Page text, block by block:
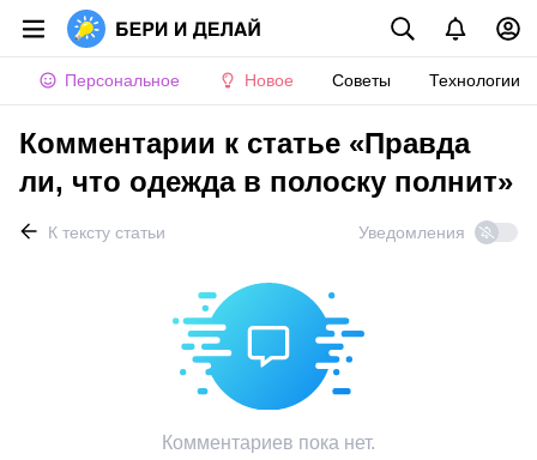
Персональное Новое Советы Технологии
Комментарии к статье «Правда
ли, что одежда в полоску полнит»
К тексту статьи Уведомления
Комментариев пока нет.